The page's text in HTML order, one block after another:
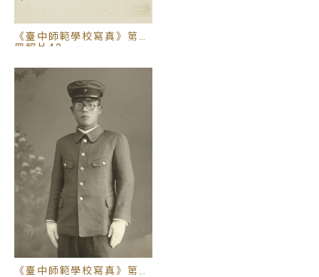
《臺中師範學校寫真》第一
冊照片42
《臺中師範學校寫真》第三